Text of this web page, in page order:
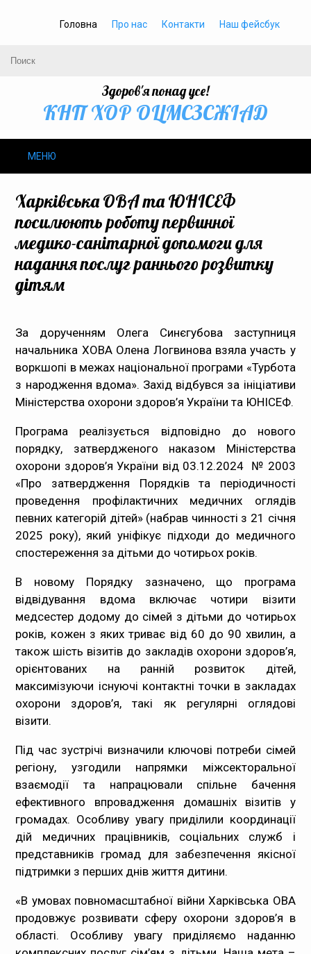
Головна Про нас Контакти Наш фейсбук
Здоров'я понад усе!
КНП ХОР ОЦМСЗСЖIАД
МЕНЮ
Громадське здоров’я
Безбар’єрність
Медпрацівникам
Статистика
Документи
Контакти
Карта сайта
Харківська ОВА та ЮНІСЕФ
посилюють роботу первинної
медико-санітарної допомоги для
надання послуг раннього розвитку
дітям
За дорученням Олега Синєгубова заступниця
начальника ХОВА Олена Логвинова взяла участь у
воркшопі в межах національної програми «Турбота
з народження вдома». Захід відбувся за ініціативи
Міністерства охорони здоров’я України та ЮНІСЕФ.
Програма реалізується відповідно до нового
порядку, затвердженого наказом Міністерства
охорони здоров’я України від 03.12.2024 № 2003
«Про затвердження Порядків та періодичності
проведення профілактичних медичних оглядів
певних категорій дітей» (набрав чинності з 21 січня
2025 року), який уніфікує підходи до медичного
спостереження за дітьми до чотирьох років.
В новому Порядку зазначено, що програма
відвідування вдома включає чотири візити
медсестер додому до сімей з дітьми до чотирьох
років, кожен з яких триває від 60 до 90 хвилин, а
також шість візитів до закладів охорони здоров’я,
орієнтованих на ранній розвиток дітей,
максимізуючи існуючі контактні точки в закладах
охорони здоров’я, такі як регулярні оглядові
візити.
Під час зустрічі визначили ключові потреби сімей
регіону, узгодили напрямки міжсекторальної
взаємодії та напрацювали спільне бачення
ефективного впровадження домашніх візитів у
громадах. Особливу увагу приділили координації
дій медичних працівників, соціальних служб і
представників громад для забезпечення якісної
підтримки з перших днів життя дитини.
«В умовах повномасштабної війни Харківська ОВА
продовжує розвивати сферу охорони здоров’я в
області. Особливу увагу приділяємо наданню